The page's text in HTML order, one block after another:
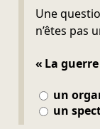
Une
n’êtes pas
« La
un
un
Ne pas